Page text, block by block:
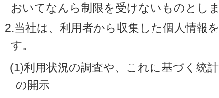
おいてなんら制限を受けないものとし
2.当社は、利用者から収集した個人情報
す。
(1)利用状況の調査や、これに基づく統
の開示